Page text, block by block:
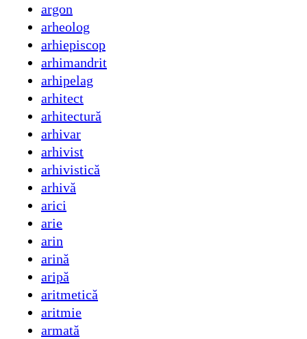
argon
arheolog
arhiepiscop
arhimandrit
arhipelag
arhitect
arhitectură
arhivar
arhivist
arhivistică
arhivă
arici
arie
arin
arină
aripă
aritmetică
aritmie
armată